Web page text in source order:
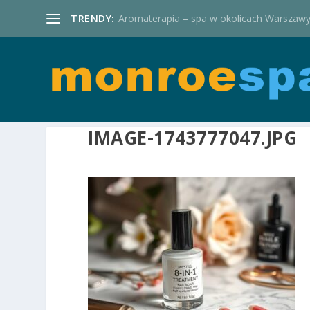
TRENDY: Aromaterapia – spa w okolicach Warszawy
IMAGE-1743777047.JPG